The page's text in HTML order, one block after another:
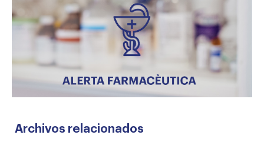
Archivos relacionados